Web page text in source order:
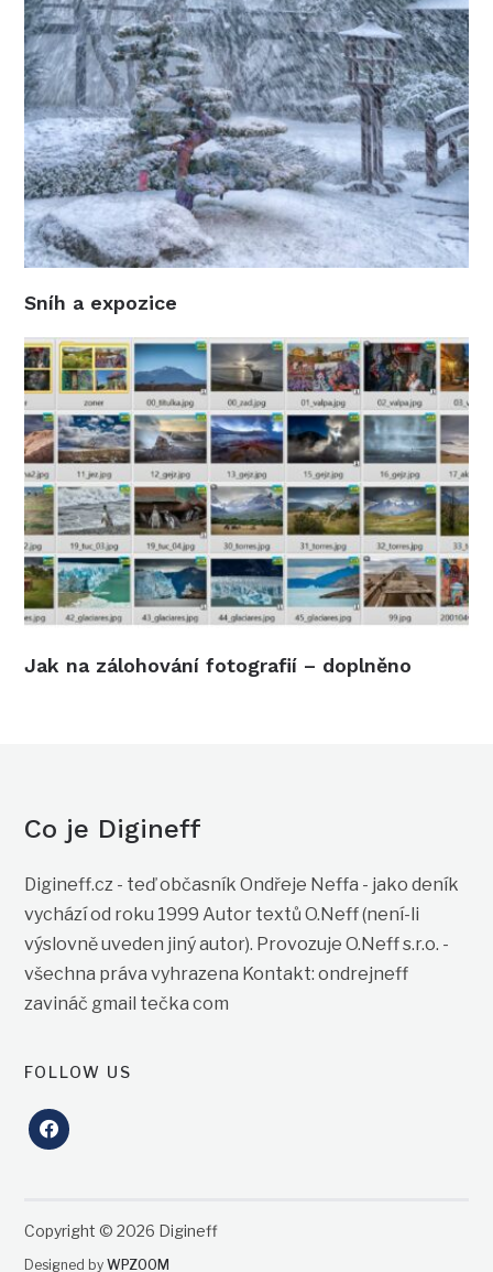
Sníh a expozice
Jak na zálohování fotografií – doplněno
Co je Digineff
Digineff.cz - teď občasník Ondřeje Neffa - jako deník
vychází od roku 1999 Autor textů O.Neff (není-li
výslovně uveden jiný autor). Provozuje O.Neff s.r.o. -
všechna práva vyhrazena Kontakt: ondrejneff
zavináč gmail tečka com
FOLLOW US
facebook
Copyright © 2026 Digineff
Designed byWPZOOM